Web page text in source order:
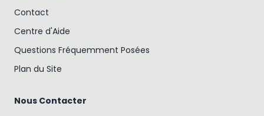
Contact
Centre d'Aide
Questions Fréquemment Posées
Plan du Site
Nous Contacter